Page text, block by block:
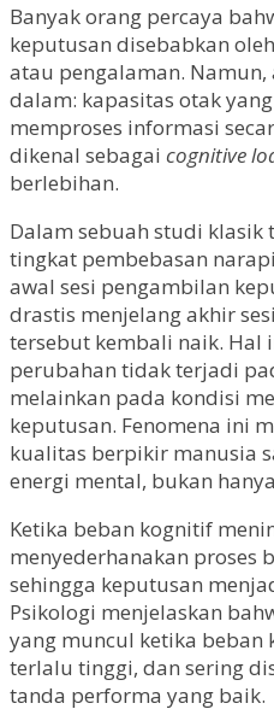
Banyak orang percaya
keputusan disebabkan
atau pengalaman.
dalam: kapasitas otak
memproses informasi
dikenal sebagai cognitive
berlebihan.
Dalam sebuah studi klasik
tingkat pembebasan
awal sesi pengambilan
drastis menjelang akhir
tersebut kembali naik. Hal
perubahan tidak terjadi
melainkan pada kondisi
keputusan. Fenomena ini
kualitas berpikir manusia
energi mental, bukan
Ketika beban kognitif
menyederhanakan proses
sehingga keputusan
Psikologi menjelaskan
yang muncul ketika beban
terlalu tinggi, dan sering
tanda performa yang baik.